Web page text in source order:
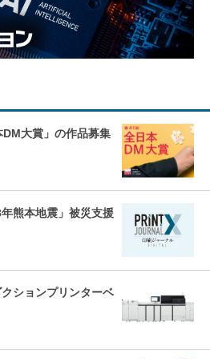
大賞」の作品募集
熊本地震」被災支援
ションプリンターベ